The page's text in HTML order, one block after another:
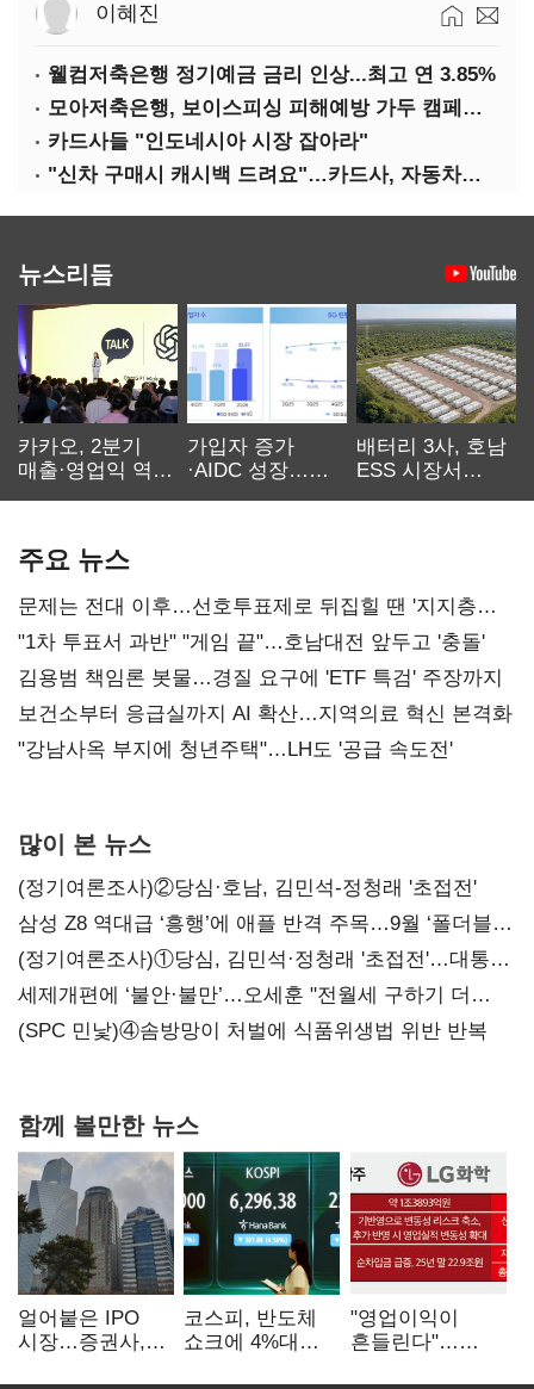
이혜진
웰컴저축은행 정기예금 금리 인상...최고 연 3.85%
모아저축은행, 보이스피싱 피해예방 가두 캠페인 실시
카드사들 "인도네시아 시장 잡아라"
"신차 구매시 캐시백 드려요"…카드사, 자동차금융 마케팅
뉴스리듬
카카오, 2분기
매출·영업익 역대
가입자 증가
·AIDC 성장…
배터리 3사, 호남
ESS 시장서
주요 뉴스
문제는 전대 이후…선호투표제로 뒤집힐 땐 '지지층
불복'
"1차 투표서 과반" "게임 끝"…호남대전 앞두고 '충돌'
김용범 책임론 봇물…경질 요구에 'ETF 특검' 주장까지
보건소부터 응급실까지 AI 확산…지역의료 혁신 본격화
"강남사옥 부지에 청년주택"…LH도 '공급 속도전'
많이 본 뉴스
(정기여론조사)②당심·호남, 김민석-정청래 '초접전'
삼성 Z8 역대급 ‘흥행’에 애플 반격 주목…9월 ‘폴더블
대전’
(정기여론조사)①당심, 김민석·정청래 '초접전'…대통령
지지도 '50% 아래로'(종합)
세제개편에 ‘불안·불만’…오세훈 "전월세 구하기 더
힘들어질 것"
(SPC 민낯)④솜방망이 처벌에 식품위생법 위반 반복
함께 볼만한 뉴스
얼어붙은 IPO
시장…증권사,
코스피, 반도체
쇼크에 4%대
"영업이익이
흔들린다"…